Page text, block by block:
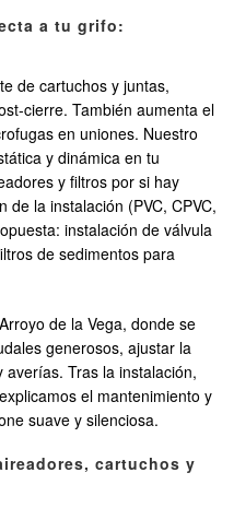
a tu grifo:
de cartuchos y juntas,
cierre. También aumenta el
en uniones. Nuestro
y dinámica en tu
y filtros por si hay
de la instalación (PVC, CPVC,
instalación de válvula
de sedimentos para
de la Vega, donde se
generosos, ajustar la
Tras la instalación,
el mantenimiento y
suave y silenciosa.
cartuchos y